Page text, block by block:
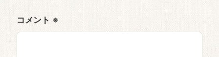
コメント ※